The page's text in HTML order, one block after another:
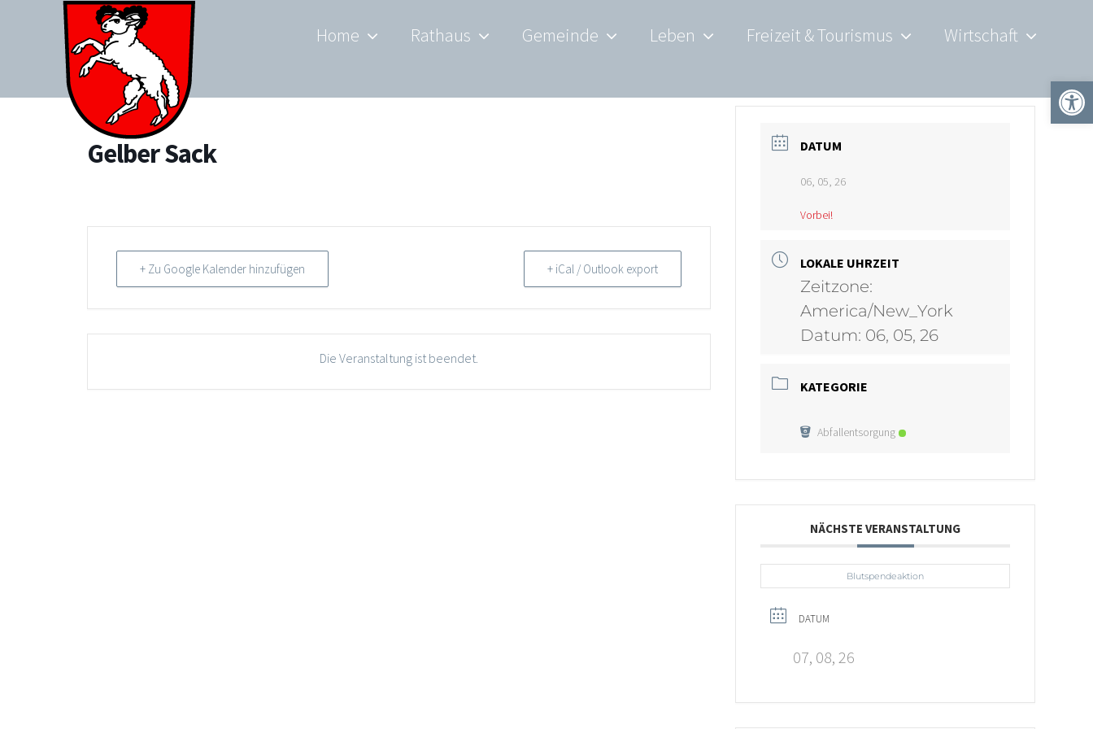
Home Rathaus Gemeinde Leben Freizeit & Tourismus Wirtschaft
Gelber Sack
+ Zu Google Kalender hinzufügen + iCal / Outlook export
Die Veranstaltung ist beendet.
DATUM
06, 05, 26
Vorbei!
LOKALE UHRZEIT
Zeitzone:
America/New_York
Datum: 06, 05, 26
KATEGORIE
Abfallentsorgung
NÄCHSTE VERANSTALTUNG
Blutspendeaktion
DATUM
07, 08, 26